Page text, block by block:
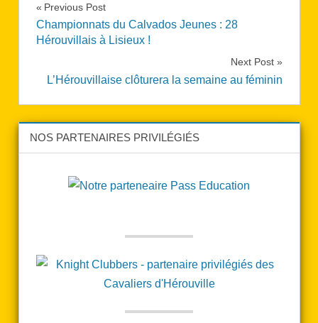
Navigation
de
Previous Post
Championnats du Calvados Jeunes : 28
Hérouvillais à Lisieux !
Next Post
L’Hérouvillaise clôturera la semaine au féminin
NOS PARTENAIRES PRIVILÉGIÉS